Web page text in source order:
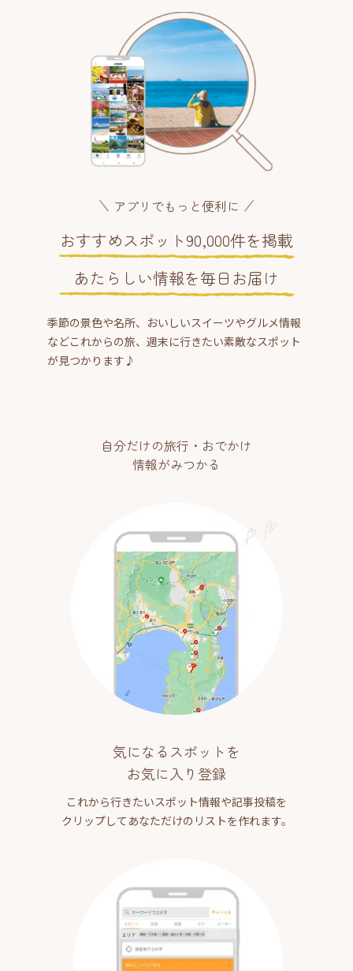
アプリでもっと便利に
おすすめスポット90,000件を掲載
あたらしい情報を毎日お届け
季節の景色や名所、おいしいスイーツやグルメ情報
などこれからの旅、週末に行きたい素敵なスポット
が見つかります♪
自分だけの旅行・おでかけ
情報がみつかる
気になるスポットを
お気に入り登録
これから行きたいスポット情報や記事投稿を
クリップしてあなただけのリストを作れます。